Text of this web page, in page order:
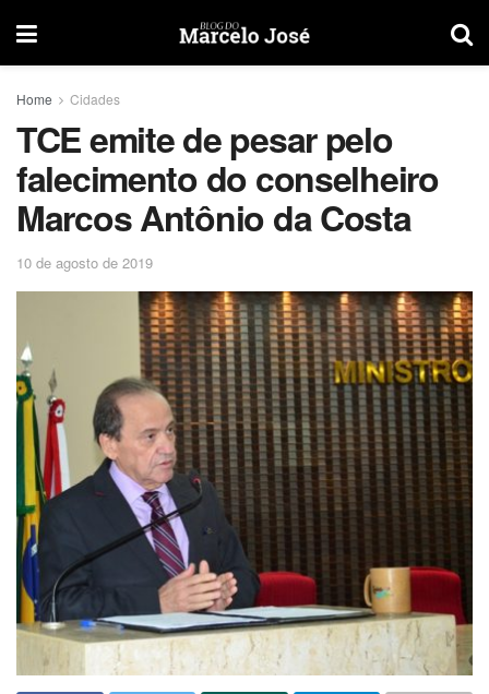
Home Cidades
TCE emite de pesar pelo
falecimento do conselheiro
Marcos Antônio da Costa
10 de agosto de 2019